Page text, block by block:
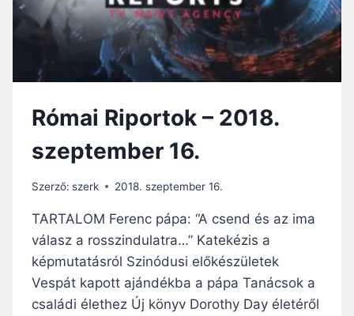
Római Riportok – 2018.
szeptember 16.
Szerző: szerk 2018. szeptember 16.
TARTALOM Ferenc pápa: “A csend és az ima
válasz a rosszindulatra…” Katekézis a
képmutatásról Szinódusi előkészületek
Vespát kapott ajándékba a pápa Tanácsok a
családi élethez Új könyv Dorothy Day életéről